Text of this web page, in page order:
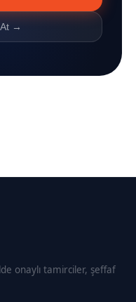
→
onaylı tamirciler, şeffaf